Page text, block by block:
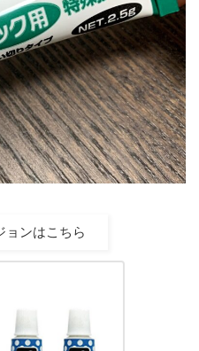
ョンはこちら